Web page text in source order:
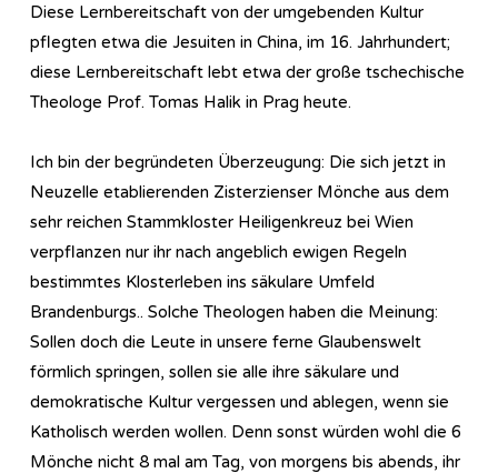
Diese Lernbereitschaft von der umgebenden Kultur
pflegten etwa die Jesuiten in China, im 16. Jahrhundert;
diese Lernbereitschaft lebt etwa der große tschechische
Theologe Prof. Tomas Halik in Prag heute.
Ich bin der begründeten Überzeugung: Die sich jetzt in
Neuzelle etablierenden Zisterzienser Mönche aus dem
sehr reichen Stammkloster Heiligenkreuz bei Wien
verpflanzen nur ihr nach angeblich ewigen Regeln
bestimmtes Klosterleben ins säkulare Umfeld
Brandenburgs.. Solche Theologen haben die Meinung:
Sollen doch die Leute in unsere ferne Glaubenswelt
förmlich springen, sollen sie alle ihre säkulare und
demokratische Kultur vergessen und ablegen, wenn sie
Katholisch werden wollen. Denn sonst würden wohl die 6
Mönche nicht 8 mal am Tag, von morgens bis abends, ihr